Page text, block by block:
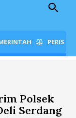
Polsek
Serdang